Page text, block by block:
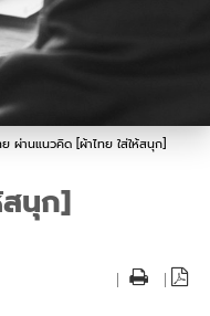
ผ่านแนวคิด [ผ้าไทย ใส่ให้สนุก]
สนุก]
| |